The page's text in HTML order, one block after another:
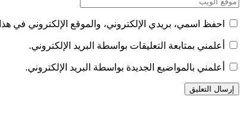
احفظ اسمي، بريدي الإلكتروني، والموقع الإلكتروني في
أعلمني بمتابعة التعليقات بواسطة البريد الإلكتروني.
أعلمني بالمواضيع الجديدة بواسطة البريد الإلكتروني.